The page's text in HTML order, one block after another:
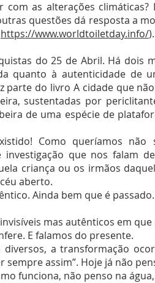
as alterações climáticas?
questões dá resposta a
https://www.worldtoiletday.info/).
do 25 de Abril. Há dois
quanto à autenticidade de
parte do livro A cidade que
sustentadas por
de uma espécie de
Como queríamos não
que nos falam
criança ou os irmãos
aberto.
Ainda bem que é passado.
mas autênticos em
E falamos do presente.
a transformação
assim”. Hoje já não
funciona, não penso na